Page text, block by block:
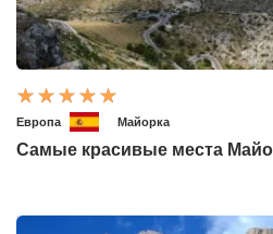
Европа Майорка
Самые красивые места